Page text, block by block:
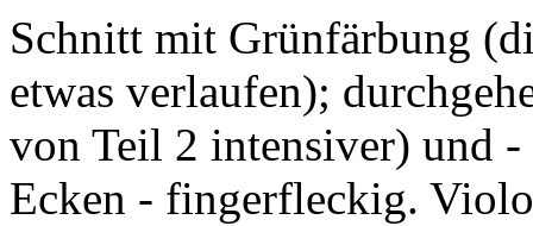
Schnitt mit Grünfärbung
etwas verlaufen);
von Teil 2 intensiver) und -
Ecken - fingerfleckig.